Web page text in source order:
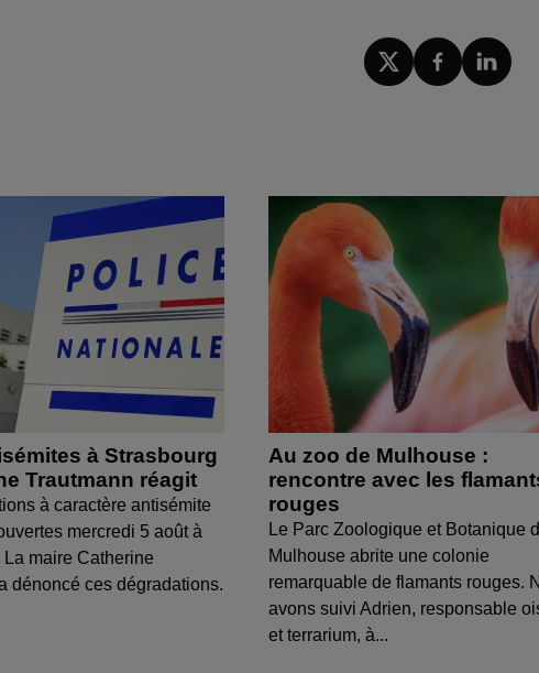
à Strasbourg
Trautmann réagit
à caractère antisémite
mercredi 5 août à
La maire Catherine
dénoncé ces dégradations.
Au zoo de Mulhouse :
rencontre avec les
rouges
Le Parc Zoologique et Botanique
Mulhouse abrite une colonie
remarquable de flamants rouges.
avons suivi Adrien, responsable
et terrarium, à...